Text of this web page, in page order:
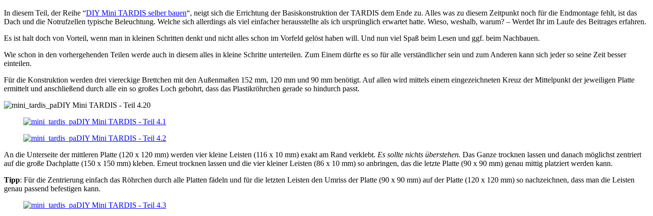
In diesem Teil, der Reihe “DIY Mini TARDIS selber bauen“, neigt sich die Errichtung der Basiskonstruktion der TARDIS dem Ende zu. Alles was zu diesem Zeitpunkt noch für die Endmontage fehlt, ist das
Dach und die Notrufzellen typische Beleuchtung. Welche sich allerdings als viel einfacher herausstellte als ich ursprünglich erwartet hatte. Wieso, weshalb, warum? – Werdet Ihr im Laufe des Beitrages erfahren.
Es ist halt doch von Vorteil, wenn man in kleinen Schritten denkt und nicht alles schon im Vorfeld gelöst haben will. Und nun viel Spaß beim Lesen und ggf. beim Nachbauen.
Wie schon in den vorhergehenden Teilen werde auch in diesem alles in kleine Schritte unterteilen. Zum Einem dürfte es so für alle verständlicher sein und zum Anderen kann sich jeder so seine Zeit besser
einteilen.
Für die Konstruktion werden drei viereckige Brettchen mit den Außenmaßen 152 mm, 120 mm und 90 mm benötigt. Auf allen wird mittels einem eingezeichneten Kreuz der Mittelpunkt der jeweiligen Platte
ermittelt und anschließend durch alle ein so großes Loch gebohrt, dass das Plastikröhrchen gerade so hindurch passt.
An die Unterseite der mittleren Platte (120 x 120 mm) werden vier kleine Leisten (116 x 10 mm) exakt am Rand verklebt. Es sollte nichts überstehen. Das Ganze trocknen lassen und danach möglichst zentriert
auf die große Dachplatte (150 x 150 mm) kleben. Erneut trocknen lassen und die vier kleiner Leisten (86 x 10 mm) so anbringen, das die letzte Platte (90 x 90 mm) genau mittig platziert werden kann.
Tipp: Für die Zentrierung einfach das Röhrchen durch alle Platten fädeln und für die letzten Leisten den Umriss der Platte (90 x 90 mm) auf der Platte (120 x 120 mm) so nachzeichnen, dass man die Leisten
genau passend befestigen kann.